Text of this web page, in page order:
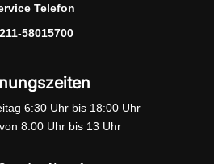
Telefon
58015700
6:30 Uhr bis 18:00 Uhr
8:00 Uhr bis 13 Uhr